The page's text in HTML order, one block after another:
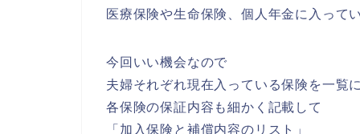
医療保険や生命保険、個人年金に入って
今回いい機会なので
夫婦それぞれ現在入っている保険を一覧
各保険の保証内容も細かく記載して
「加入保険と補償内容のリスト」